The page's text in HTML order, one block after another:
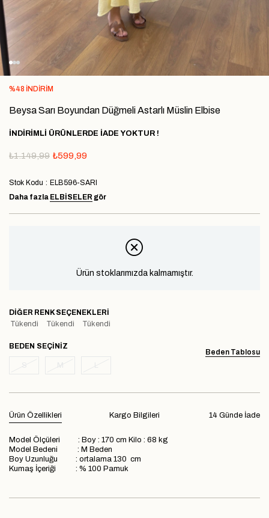
%48 İNDIRIM
Beysa Sarı Boyundan Düğmeli Astarlı Müslin Elbise
İNDİRİMLİ ÜRÜNLERDE İADE YOKTUR !
₺1.149,99 ₺599,99
Stok Kodu
ELB596-SARI
Daha fazla ELBİSELER gör
Ürün stoklarımızda kalmamıştır.
DIĞER RENK SEÇENEKLERI
Tükendi
Tükendi Tükendi
Beden Tablosu
BEDEN
Ürün Özellikleri 14 Günde İade
Kargo Bilgileri
Model Ölçüleri : Boy : 170 cm Kilo : 68 kg
Model Bedeni : M Beden
Boy Uzunluğu : ortalama 130 cm
Kumaş İçeriği : % 100 Pamuk